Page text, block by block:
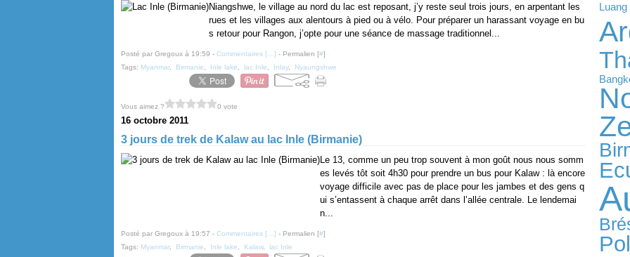
Niangshwe, le village au nord du lac est reposant, j’y reste seul trois jours, en arpentant les
rues et les villages aux alentours à pied ou à vélo. Pour préparer un harassant voyage en bu
s retour pour Rangon, j’opte pour une séance de massage traditionnel...
Posté par Gregoux à 19:59 - Commentaires [ ] - Permalien [#]
Tags: Myanmar, Birmanie Inle lake lac Inle Inlay, Nyaungshwe
Vous aimez ? 0 vote
16 octobre 2011
3 jours de trek de Kalaw au lac Inle (Birmanie)
Le 13, comme un peu trop souvent à mon goût nous nous somm
es levés tôt soit 4h30 pour prendre un bus pour Kalaw : là encore
voyage difficile avec pas de place pour les jambes et des gens q
ui s’entassent à chaque arrêt dans l’allée centrale. Le lendemai
n...
Posté par Gregoux à 19:57 - Commentaires [ ] - Permalien [#]
Tags: Myanmar, Birmanie Inle lake Kalaw, lac Inle